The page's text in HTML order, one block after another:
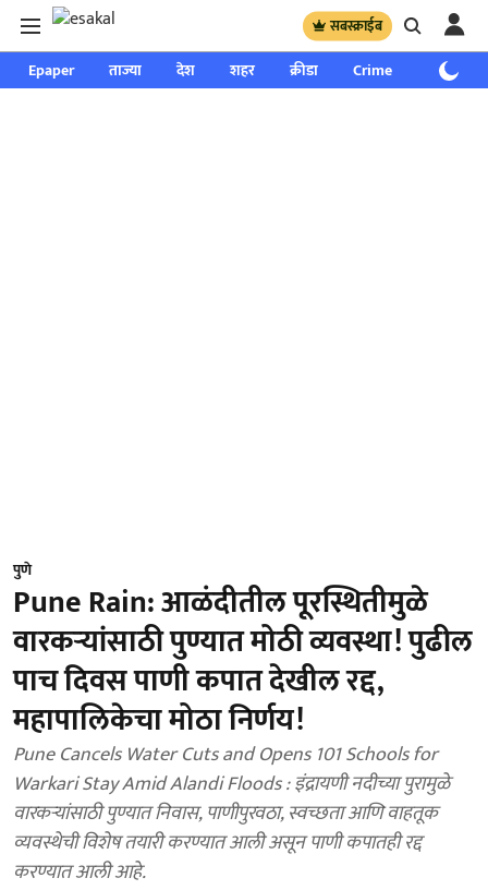
सबस्क्राईब
Epaper ताज्या देश शहर क्रीडा Crime साप्ताहिक
पुणे
Pune Rain: आळंदीतील पूरस्थितीमुळे
वारकऱ्यांसाठी पुण्यात मोठी व्यवस्था! पुढील
पाच दिवस पाणी कपात देखील रद्द,
महापालिकेचा मोठा निर्णय!
Pune Cancels Water Cuts and Opens 101 Schools for
Warkari Stay Amid Alandi Floods : इंद्रायणी नदीच्या पुरामुळे
वारकऱ्यांसाठी पुण्यात निवास, पाणीपुरवठा, स्वच्छता आणि वाहतूक
व्यवस्थेची विशेष तयारी करण्यात आली असून पाणी कपातही रद्द
करण्यात आली आहे.